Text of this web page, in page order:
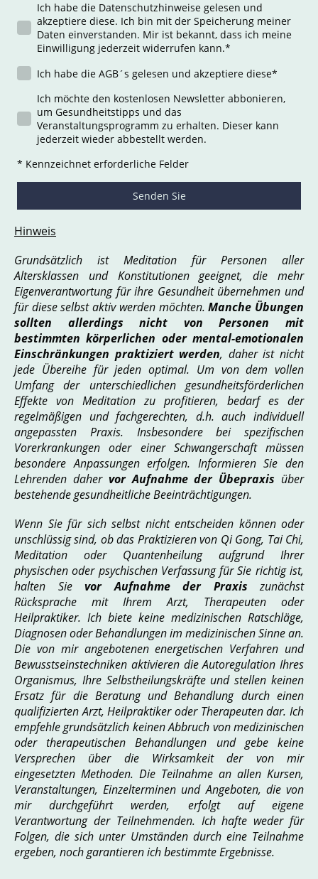
Ich habe die Datenschutzhinweise gelesen und
akzeptiere diese. Ich bin mit der Speicherung meiner
Daten einverstanden. Mir ist bekannt, dass ich meine
Einwilligung jederzeit widerrufen kann.*
Ich habe die AGB´s gelesen und akzeptiere diese*
Ich möchte den kostenlosen Newsletter abbonieren,
um Gesundheitstipps und das
Veranstaltungsprogramm zu erhalten. Dieser kann
jederzeit wieder abbestellt werden.
* Kennzeichnet erforderliche Felder
Senden Sie
Hinweis
Grundsätzlich ist Meditation für Personen aller
Altersklassen und Konstitutionen geeignet, die mehr
Eigenverantwortung für ihre Gesundheit übernehmen und
für diese selbst aktiv werden möchten.Manche Übungen
sollten allerdings nicht von Personen mit
bestimmten körperlichen oder mental-emotionalen
Einschränkungen praktiziert werden, daher ist nicht
jede Übereihe für jeden optimal. Um von dem vollen
Umfang der unterschiedlichen gesundheitsförderlichen
Effekte von Meditation zu profitieren, bedarf es der
regelmäßigen und fachgerechten, d.h. auch individuell
angepassten Praxis. Insbesondere bei spezifischen
Vorerkrankungen oder einer Schwangerschaft müssen
besondere Anpassungen erfolgen. Informieren Sie den
Lehrenden daher vor Aufnahme der Übepraxis über
bestehende gesundheitliche Beeinträchtigungen.
Wenn Sie für sich selbst nicht entscheiden können oder
unschlüssig sind, ob das Praktizieren von Qi Gong, Tai Chi,
Meditation oder Quantenheilung aufgrund Ihrer
physischen oder psychischen Verfassung für Sie richtig ist,
halten Sie vor Aufnahme der Praxis zunächst
Rücksprache mit Ihrem Arzt, Therapeuten oder
Heilpraktiker. Ich biete keine medizinischen Ratschläge,
Diagnosen oder Behandlungen im medizinischen Sinne an.
Die von mir angebotenen energetischen Verfahren und
Bewusstseinstechniken aktivieren die Autoregulation Ihres
Organismus, Ihre Selbstheilungskräfte und stellen keinen
Ersatz für die Beratung und Behandlung durch einen
qualifizierten Arzt, Heilpraktiker oder Therapeuten dar. Ich
empfehle grundsätzlich keinen Abbruch von medizinischen
oder therapeutischen Behandlungen und gebe keine
Versprechen über die Wirksamkeit der von mir
eingesetzten Methoden. Die Teilnahme an allen Kursen,
Veranstaltungen, Einzelterminen und Angeboten, die von
mir durchgeführt werden, erfolgt auf eigene
Verantwortung der Teilnehmenden. Ich hafte weder für
Folgen, die sich unter Umständen durch eine Teilnahme
ergeben, noch garantieren ich bestimmte Ergebnisse.